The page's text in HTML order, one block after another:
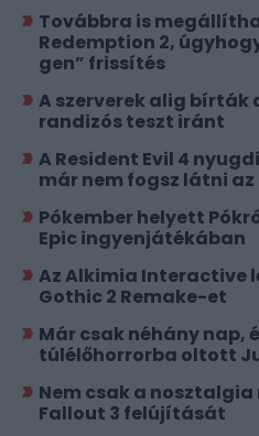
Továbbra is
Redemption 2,
gen” frissítés
A szerverek alig bírták
randizós teszt iránt
A Resident Evil 4
már nem fogsz látni
Pókember helyett
Epic ingyenjátékában
Az Alkimia Interactive
Gothic 2 Remake-et
Már csak néhány nap,
túlélőhorrorba oltott
Nem csak a
Fallout 3 felújítását